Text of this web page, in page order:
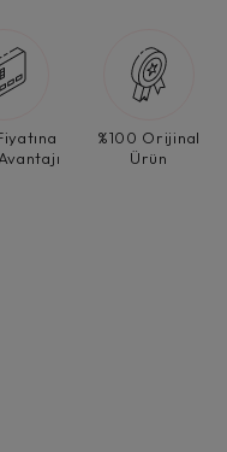
%100 Orijinal
Ürün